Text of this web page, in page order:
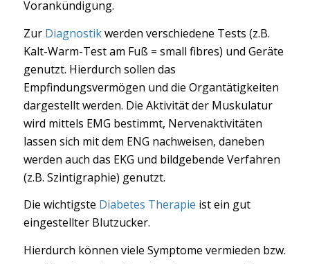
Vorankündigung.
Zur Diagnostikwerden verschiedene Tests (z.B.
Kalt-Warm-Test am Fuß = small fibres) und Geräte
genutzt. Hierdurch sollen das
Empfindungsvermögen und die Organtätigkeiten
dargestellt werden. Die Aktivität der Muskulatur
wird mittels EMG bestimmt, Nervenaktivitäten
lassen sich mit dem ENG nachweisen, daneben
werden auch das EKG und bildgebende Verfahren
(z.B. Szintigraphie) genutzt.
Die wichtigste Diabetes Therapie ist ein gut
eingestellter Blutzucker.
Hierdurch können viele Symptome vermieden bzw.